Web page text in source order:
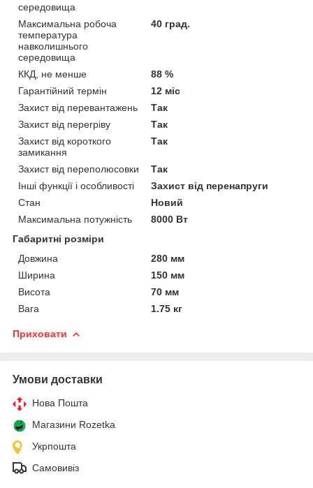
середовища
Максимальна робоча
температура
навколишнього
середовища
40 град.
ККД, не менше
88 %
Гарантійний термін
12 міс
Захист від перевантажень
Так
Захист від перегріву
Так
Захист від короткого
замикання
Так
Захист від переполюсовки
Так
Інші функції і особливості
Захист від перенапруги
Стан
Новий
Максимальна потужність
8000 Вт
Габаритні розміри
Довжина
280 мм
Ширина
150 мм
Висота
70 мм
Вага
1.75 кг
Приховати
Умови доставки
Нова Пошта
Магазини Rozetka
Укрпошта
Самовивіз